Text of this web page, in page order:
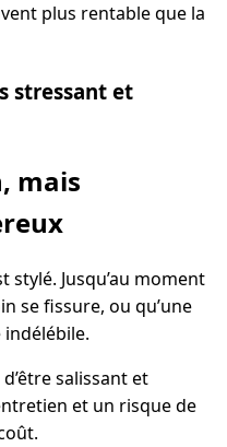
plus rentable que la
stressant et
mais
stylé. Jusqu’au moment
se fissure, ou qu’une
salissant et
et un risque de